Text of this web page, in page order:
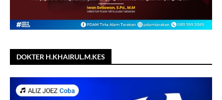
DOKTER H.KHAIRUL.M.KES